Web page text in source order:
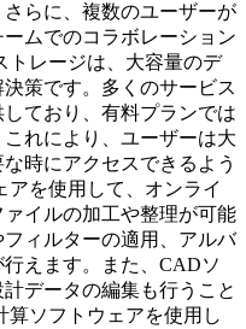
らに、複数のユーザーが
ムでのコラボレーション
トレージは、大容量のデ
策です。多くのサービス
ており、有料プランでは
れにより、ユーザーは大
時にアクセスできるよう
アを使用して、オンライ
イルの加工や整理が可能
ィルターの適用、アルバ
えます。また、CADソ
データの編集も行うこと
算ソフトウェアを使用し